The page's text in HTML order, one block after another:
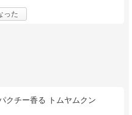
った
クチー香る トムヤムクン